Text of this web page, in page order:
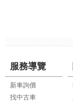
服務導覽
新車詢價
找中古車